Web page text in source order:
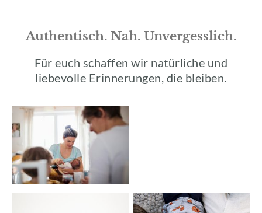
Authentisch. Nah. Unvergesslich.
Für euch schaffen wir natürliche und
liebevolle Erinnerungen, die bleiben.